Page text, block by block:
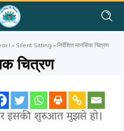
I » Silent Sitting »निर्देशित मानसिक चित्रण
चित्रण
इसकी शुरुआत मुझसे हो।